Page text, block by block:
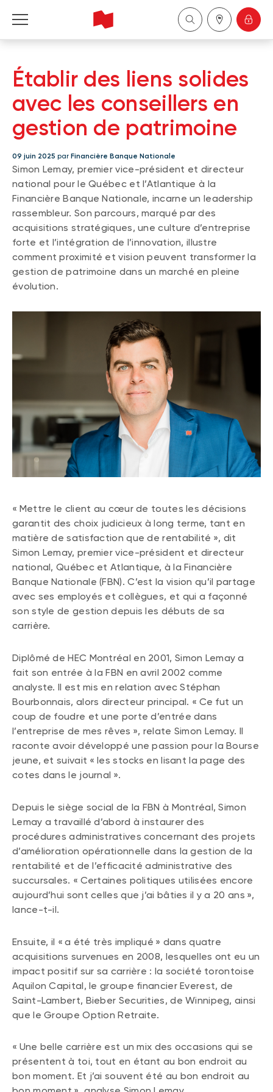
English
中国
Établir des liens solides
avec les conseillers en
gestion de patrimoine
09 juin 2025 par Financière Banque Nationale
Simon Lemay, premier vice-président et directeur
national pour le Québec et l’Atlantique à la
Financière Banque Nationale, incarne un leadership
rassembleur. Son parcours, marqué par des
acquisitions stratégiques, une culture d’entreprise
forte et l’intégration de l’innovation, illustre
comment proximité et vision peuvent transformer la
gestion de patrimoine dans un marché en pleine
évolution.
« Mettre le client au cœur de toutes les décisions
garantit des choix judicieux à long terme, tant en
matière de satisfaction que de rentabilité », dit
Simon Lemay, premier vice-président et directeur
national, Québec et Atlantique, à la Financière
Banque Nationale (FBN). C’est la vision qu’il partage
avec ses employés et collègues, et qui a façonné
son style de gestion depuis les débuts de sa
carrière.
Diplômé de HEC Montréal en 2001, Simon Lemay a
fait son entrée à la FBN en avril 2002 comme
analyste. Il est mis en relation avec Stéphan
Bourbonnais, alors directeur principal. « Ce fut un
coup de foudre et une porte d’entrée dans
l’entreprise de mes rêves », relate Simon Lemay. Il
raconte avoir développé une passion pour la Bourse
jeune, et suivait « les stocks en lisant la page des
cotes dans le journal ».
Depuis le siège social de la FBN à Montréal, Simon
Lemay a travaillé d’abord à instaurer des
procédures administratives concernant des projets
d’amélioration opérationnelle dans la gestion de la
rentabilité et de l’efficacité administrative des
succursales. « Certaines politiques utilisées encore
aujourd’hui sont celles que j’ai bâties il y a 20 ans »,
lance-t-il.
Ensuite, il « a été très impliqué » dans quatre
acquisitions survenues en 2008, lesquelles ont eu un
impact positif sur sa carrière : la société torontoise
Aquilon Capital, le groupe financier Everest, de
Saint-Lambert, Bieber Securities, de Winnipeg, ainsi
que le Groupe Option Retraite.
« Une belle carrière est un mix des occasions qui se
présentent à toi, tout en étant au bon endroit au
bon moment. Et j’ai souvent été au bon endroit au